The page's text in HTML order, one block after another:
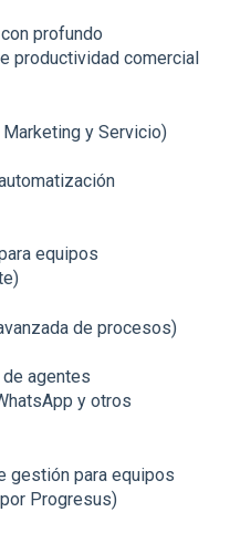
profundo
productividad comercial
Marketing y Servicio)
equipos
de procesos)
agentes
y otros
gestión para equipos
Progresus)